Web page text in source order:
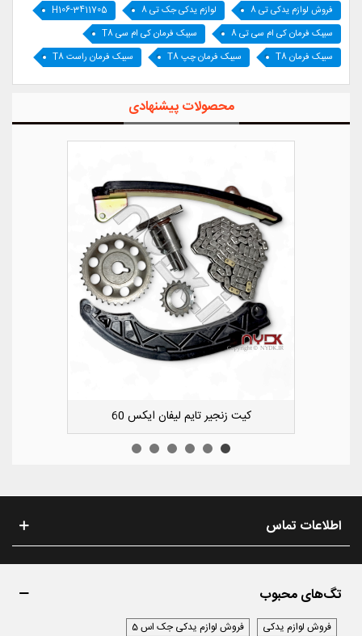
فروش لوازم یدکی تی 8
لوازم یدکی جک تی 8
H106-3411705
سیبک فرمان کی ام سی تی 8
سیبک فرمان کی ام سی T8
سیبک فرمان T8
سیبک فرمان چپ T8 سیبک فرمان راست T8
محصولات پیشنهادی
کیت زنجیر تایم لیفان ایکس 60
اطلاعات تماس
تگ‌های محبوب
فروش لوازم یدکی
فروش لوازم یدکی جک اس 5